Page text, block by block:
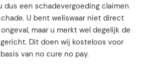
dus een schadevergoeding claimen
U bent weliswaar niet direct
maar u merkt wel degelijk de
Dit doen wij kosteloos voor
van no cure no pay.